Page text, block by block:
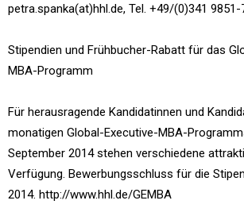
petra.spanka(at)hhl.de, Tel. +49/(0)341 9851-
Stipendien und Frühbucher-Rabatt für das
MBA-Programm
Für herausragende Kandidatinnen und
monatigen Global-Executive-MBA-
September 2014 stehen verschiedene
Verfügung. Bewerbungsschluss für die
2014. http://www.hhl.de/GEMBA